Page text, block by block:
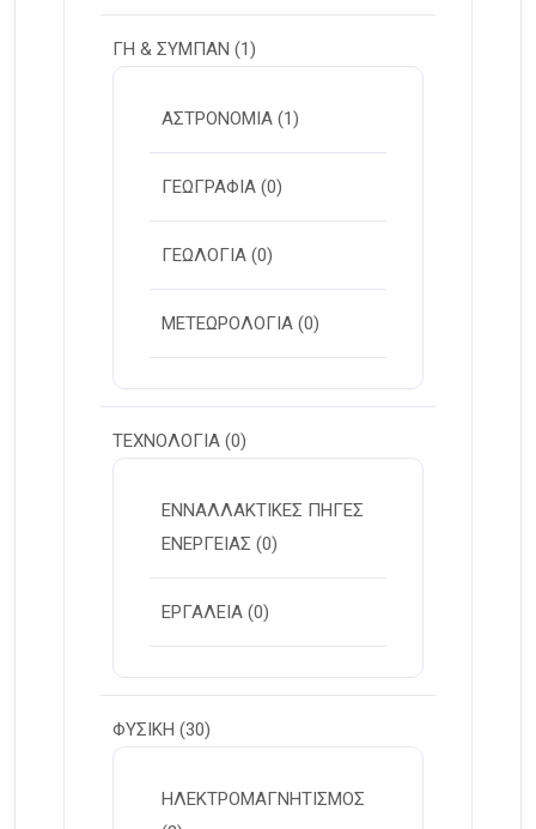
ΓΗ & ΣΥΜΠΑΝ (1)
ΑΣΤΡΟΝΟΜΙΑ (1)
ΓΕΩΓΡΑΦΙΑ (0)
ΓΕΩΛΟΓΙΑ (0)
ΜΕΤΕΩΡΟΛΟΓΙΑ (0)
ΤΕΧΝΟΛΟΓΙΑ (0)
ΕΝΝΑΛΛΑΚΤΙΚΕΣ ΠΗΓΕΣ
ΕΝΕΡΓΕΙΑΣ (0)
ΕΡΓΑΛΕΙΑ (0)
ΦΥΣΙΚΗ (30)
ΗΛΕΚΤΡΟΜΑΓΝΗΤΙΣΜΟΣ